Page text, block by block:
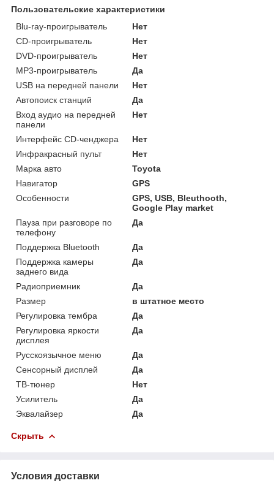
Пользовательские характеристики
Blu-ray-проигрыватель
Нет
CD-проигрыватель
Нет
DVD-проигрыватель
Нет
MP3-проигрыватель
Да
USB на передней панели
Нет
Автопоиск станций
Да
Вход аудио на передней
панели
Нет
Интерфейс CD-ченджера
Нет
Инфракрасный пульт
Нет
Марка авто
Toyota
Навигатор
GPS
Особенности
GPS, USB, Bleuthooth,
Google Play market
Пауза при разговоре по
телефону
Да
Поддержка Bluetooth
Да
Поддержка камеры
заднего вида
Да
Радиоприемник
Да
Размер
в штатное место
Регулировка тембра
Да
Регулировка яркости
дисплея
Да
Русскоязычное меню
Да
Сенсорный дисплей
Да
ТВ-тюнер
Нет
Усилитель
Да
Эквалайзер
Да
Скрыть
Условия доставки